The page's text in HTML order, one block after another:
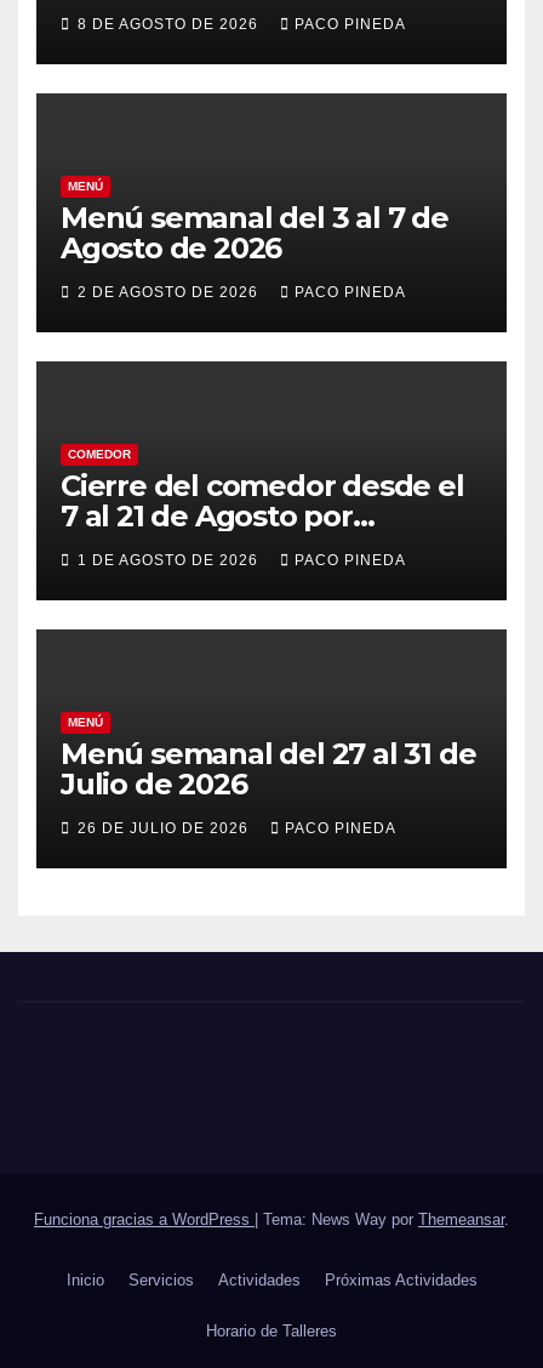
8 DE AGOSTO DE 2026 PACO PINEDA
MENÚ
Menú semanal del 3 al 7 de
Agosto de 2026
2 DE AGOSTO DE 2026 PACO PINEDA
COMEDOR
Cierre del comedor desde el
7 al 21 de Agosto por
vacaciones
1 DE AGOSTO DE 2026 PACO PINEDA
MENÚ
Menú semanal del 27 al 31 de
Julio de 2026
26 DE JULIO DE 2026 PACO PINEDA
Funciona gracias a WordPress Tema: News Way por Themeansar.
Inicio Servicios Actividades Próximas Actividades
Horario de Talleres